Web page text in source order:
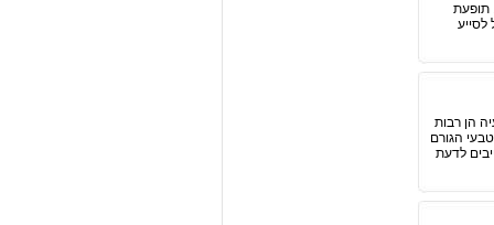
תופעת
לסייע
הן רבות
הגורם
לדעת